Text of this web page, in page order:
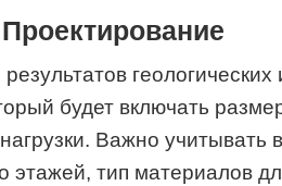
будет включать
Важно учитывать
этажей, тип материалов